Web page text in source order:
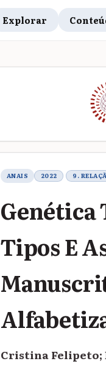
Explorar
ANAIS 2022 9.
Genética
Tipos E
Cristina Felipeto;